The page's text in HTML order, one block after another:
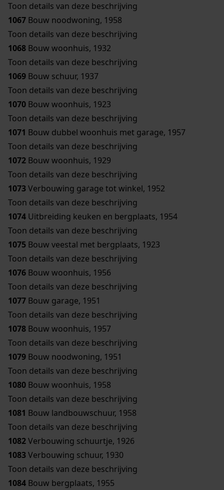
Toon details van deze beschrijving
1067 Bouw noodwoning, 1958
Toon details van deze beschrijving
1068 Bouw woonhuis, 1932
Toon details van deze beschrijving
1069 Bouw schuur, 1937
Toon details van deze beschrijving
1070 Bouw woonhuis, 1923
Toon details van deze beschrijving
1071 Bouw dubbel woonhuis met garage, 1957
Toon details van deze beschrijving
1072 Bouw woonhuis, 1929
Toon details van deze beschrijving
1073Verbouwing garage tot winkel, 1952
Toon details van deze beschrijving
1074 Uitbreiding keuken en bergplaats, 1954
Toon details van deze beschrijving
1075 Bouw veestal met bergplaats, 1923
Toon details van deze beschrijving
1076 Bouw woonhuis, 1956
Toon details van deze beschrijving
1077 Bouw garage, 1951
Toon details van deze beschrijving
1078 Bouw woonhuis, 1957
Toon details van deze beschrijving
1079 Bouw noodwoning, 1951
Toon details van deze beschrijving
1080 Bouw woonhuis, 1958
Toon details van deze beschrijving
1081 Bouw landbouwschuur, 1958
Toon details van deze beschrijving
1082Verbouwing schuurtje, 1926
1083Verbouwing schuur, 1930
Toon details van deze beschrijving
1084 Bouw bergplaats, 1955